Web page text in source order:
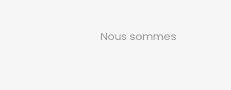
Nous sommes